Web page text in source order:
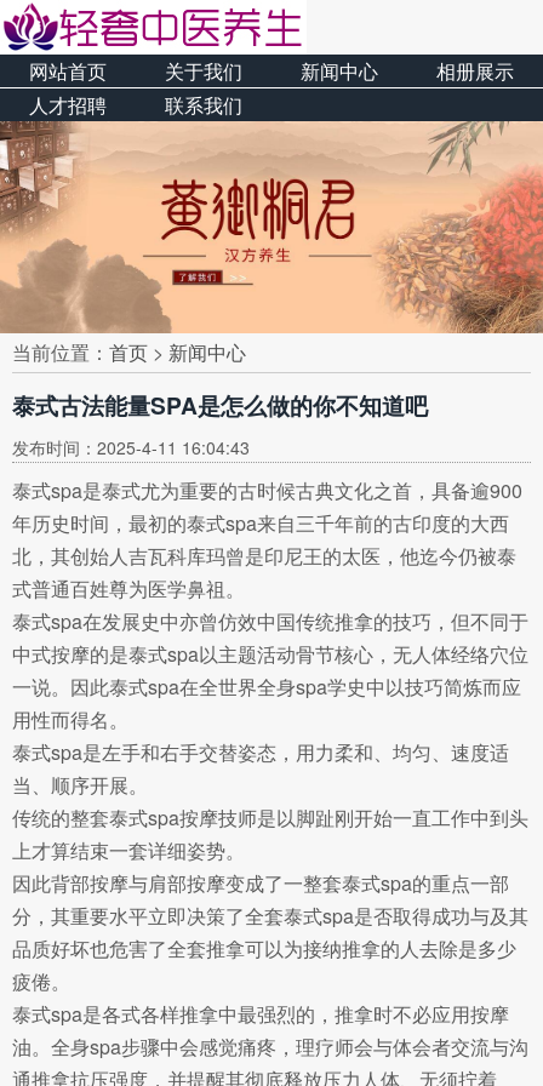
网站首页 关于我们 新闻中心
相册展示
人才招聘
联系我们
当前位置： 首页> 新闻中心
泰式古法能量SPA是怎么做的你不知道吧
发布时间：2025-4-11 16:04:43
泰式spa是泰式尤为重要的古时候古典文化之首，具备逾900
年历史时间，最初的泰式spa来自三千年前的古印度的大西
北，其创始人吉瓦科库玛曾是印尼王的太医，他迄今仍被泰
式普通百姓尊为医学鼻祖。
泰式spa在发展史中亦曾仿效中国传统推拿的技巧，但不同于
中式按摩的是泰式spa以主题活动骨节核心，无人体经络穴位
一说。因此泰式spa在全世界全身spa学史中以技巧简炼而应
用性而得名。
泰式spa是左手和右手交替姿态，用力柔和、均匀、速度适
当、顺序开展。
传统的整套泰式spa按摩技师是以脚趾刚开始一直工作中到头
上才算结束一套详细姿势。
因此背部按摩与肩部按摩变成了一整套泰式spa的重点一部
分，其重要水平立即决策了全套泰式spa是否取得成功与及其
品质好坏也危害了全套推拿可以为接纳推拿的人去除是多少
疲倦。
泰式spa是各式各样推拿中最强烈的，推拿时不必应用按摩
油。全身spa步骤中会感觉痛疼，理疗师会与体会者交流与沟
通推拿抗压强度，并提醒其彻底释放压力人体、无须拧着